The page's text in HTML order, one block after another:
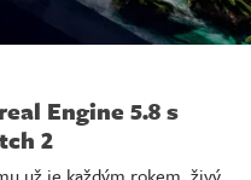
Engine 5.8 s
2